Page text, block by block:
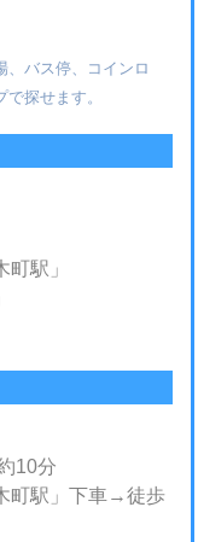
、バス停、コインロ
探せます。
駅」
10分
町駅」下車→徒歩